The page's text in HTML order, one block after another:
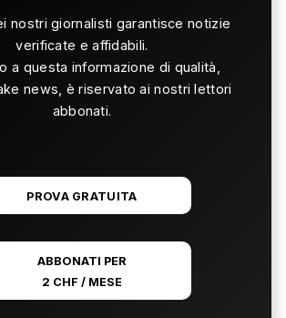
nostri giornalisti garantisce notizie
verificate e affidabili.
a questa informazione di qualità,
news, è riservato ai nostri lettori
abbonati.
PROVA GRATUITA
ABBONATI PER
2 CHF / MESE